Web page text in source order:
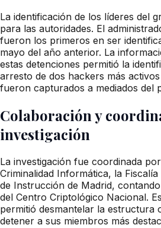
La identificación de los líderes del
para las autoridades. El
fueron los primeros en ser
mayo del año anterior. La
estas detenciones permitió la
arresto de dos hackers más
fueron capturados a mediados del
Colaboración y
investigación
La investigación fue coordinada
Criminalidad Informática, la
de Instrucción de Madrid,
del Centro Criptológico Nacional.
permitió desmantelar la estructura
detener a sus miembros más